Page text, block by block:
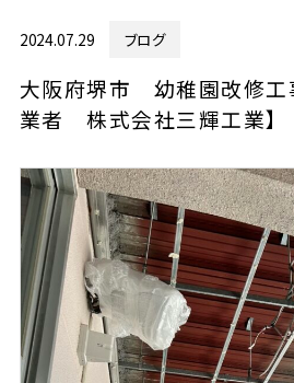
2024.07.29 ブログ
大阪府堺市 幼稚園改修
業者 株式会社三輝工業】